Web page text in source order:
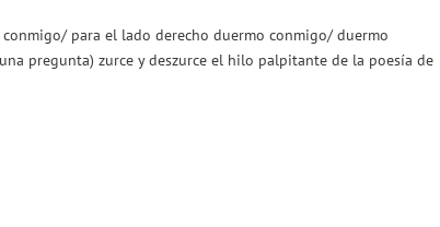
conmigo/ para el lado derecho duermo conmigo/ duermo
pregunta) zurce y deszurce el hilo palpitante de la poesía de